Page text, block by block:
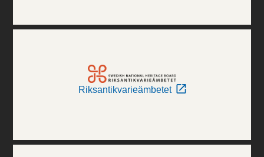
Riksantikvarieämbetet